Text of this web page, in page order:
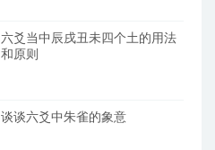
六爻当中辰戌丑未四个土的用法
和原则
谈谈六爻中朱雀的象意